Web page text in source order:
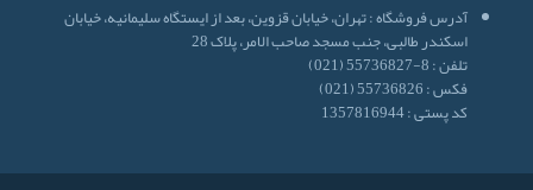
آدرس فروشگاه : تهران، خیابان قزوین، بعد از ایستگاه سلیمانیه، خیابان
اسکندر طالبی، جنب مسجد صاحب الامر، پلاک 28
تلفن : 8-55736827 (021)
فکس : 55736826 (021)
کد پستی : 1357816944